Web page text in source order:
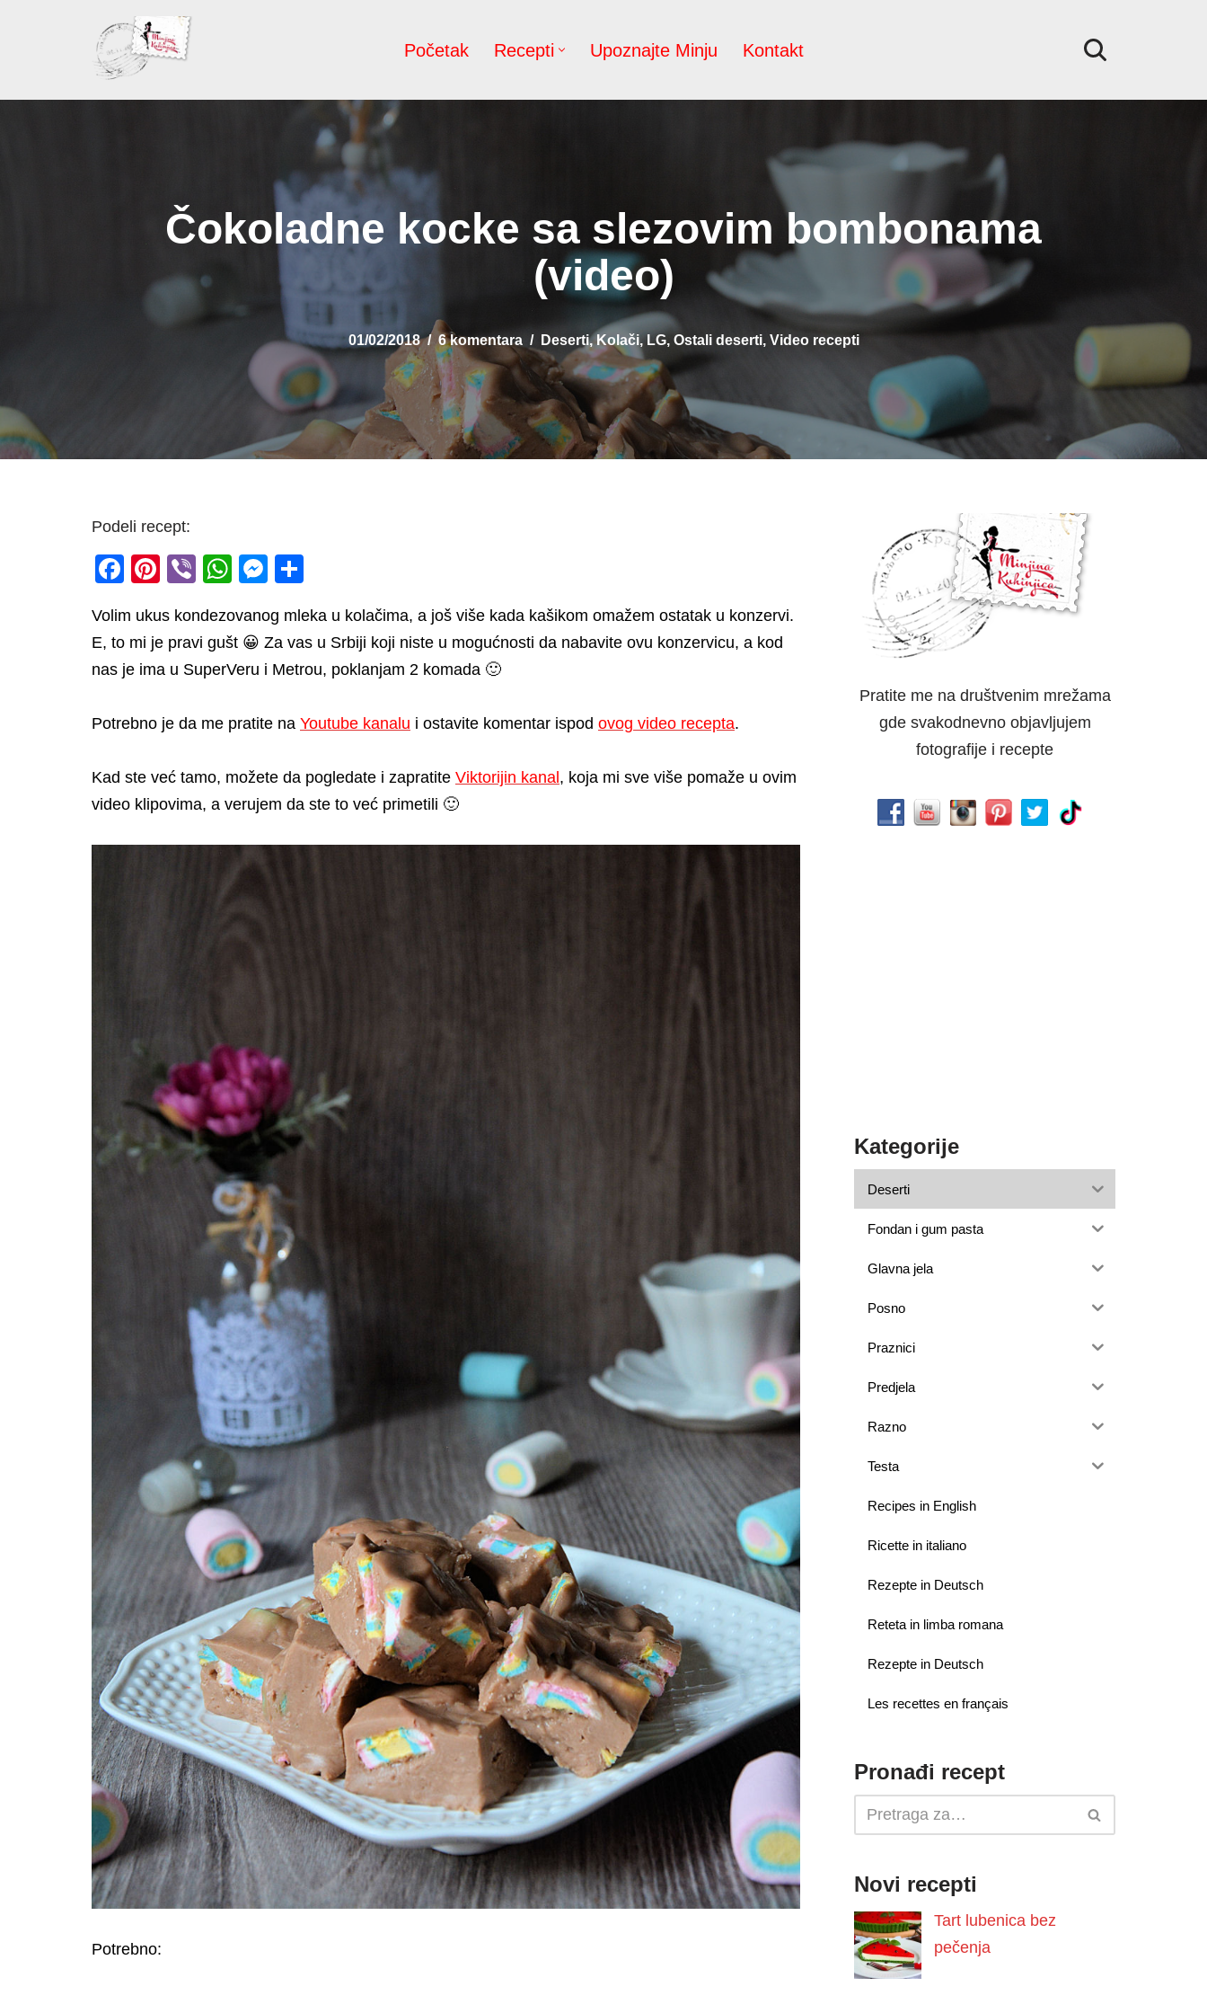
sadržaj
Početak Recepti Upoznajte Minju Kontakt
Čokoladne kocke sa slezovim bombonama
(video)
01/02/2018 6 komentara Deserti,Kolači,LG, Ostali deserti, Video recepti
Podeli recept:
F
c
e
b
o
k
Pi
er
e
st
Vi
er
W
at
s
A
p
M
ss
e
n
g
ar
e
Volim ukus kondezovanog mleka u kolačima, a još više kada kašikom omažem ostatak u konzervi.
E, to mi je pravi gušt 😀 Za vas u Srbiji koji niste u mogućnosti da nabavite ovu konzervicu, a kod
nas je ima u SuperVeru i Metrou, poklanjam 2 komada 🙂
Potrebno je da me pratite na Youtube kanalu i ostavite komentar ispod ovog video recepta.
Kad ste već tamo, možete da pogledate i zapratite Viktorijin kanal , koja mi sve više pomaže u ovim
video klipovima, a verujem da ste to već primetili 🙂
Potrebno:
Pratite me na društvenim mrežama
gde svakodnevno objavljujem
fotografije i recepte
Kategorije
Deserti
Fondan i gum pasta
Glavna jela
Posno
Praznici
Predjela
Razno
Testa
Recipes in English
Ricette in italiano
Rezepte in Deutsch
Reteta in limba romana
Rezepte in Deutsch
Les recettes en français
Pronađi recept
Novi recepti
Tart lubenica bez
pečenja